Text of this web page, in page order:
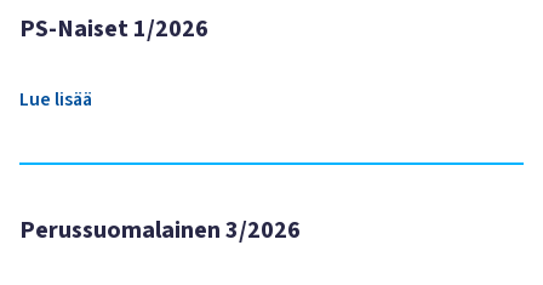
PS-Naiset 1/2026
Lue lisää
Perussuomalainen 3/2026